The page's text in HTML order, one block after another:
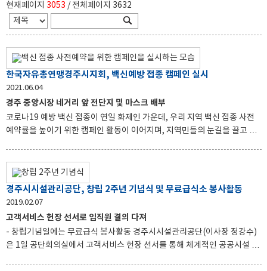
현재페이지 3053 / 전체페이지 3632
한국자유총연맹경주시지회, 백신예방 접종 캠페인 실시
2021.06.04
경주 중앙시장 네거리 앞 전단지 및 마스크 배부
코로나19 예방 백신 접종이 연일 화제인 가운데, 우리 지역 백신 접종 사전
예약률을 높이기 위한 캠페인 활동이 이어지며, 지역민들의 눈길을 끌고 있
인을 진행했다. 이는 지난달 31일 경주실내체육관과 계림중네거리 앞에서
실시한 캠페인에 이은 것으로써, 이번 캠페인에서는 ‘백신예방 접종으로 일
상생활을 되찾으세요!’라는 슬로건 아래 코로나 백신 접종 사전예약을 받는
은 “백신 접종은 나를 위해서도 중요하지만 타인을 위해서도 꼭 필요하다 생
각하며, 어서 빨리 코로나19를 극복하고 소중한 일상으로 돌아
경주시시설관리공단, 창립 2주년 기념식 및 무료급식소 봉사활동
2019.02.07
고객서비스 헌장 선서로 임직원 결의 다져
- 창립기념일에는 무료급식 봉사활동 경주시시설관리공단(이사장 정강수)
은 1일 공단회의실에서 고객서비스 헌장 선서를 통해 체계적인 공공시설 관